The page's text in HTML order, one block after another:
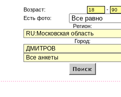
Возраст: -
Есть фото:
Регион:
Город: